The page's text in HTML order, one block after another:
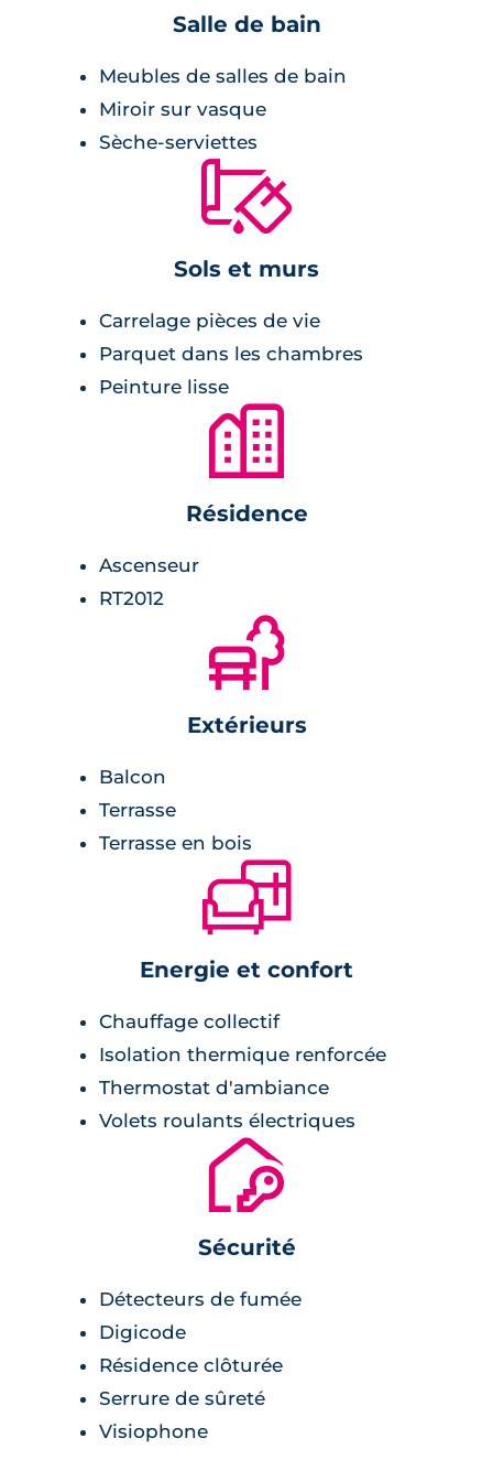
Salle de bain
Meubles de salles de bain
Miroir sur vasque
Sèche-serviettes
🔨
Sols et murs
Carrelage pièces de vie
Parquet dans les chambres
Peinture lisse
🏙
Résidence
Ascenseur
RT2012
🌲
Extérieurs
Balcon
Terrasse
Terrasse en bois
🛋
Energie et confort
Chauffage collectif
Isolation thermique renforcée
Thermostat d'ambiance
Volets roulants électriques
🔐
Sécurité
Détecteurs de fumée
Digicode
Résidence clôturée
Serrure de sûreté
Visiophone